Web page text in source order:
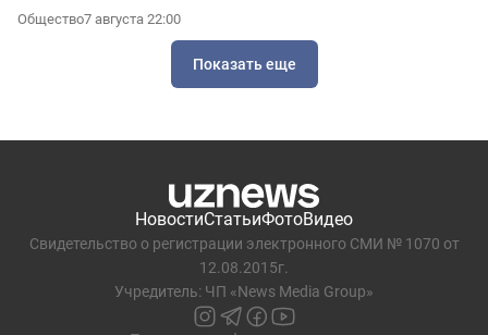
Общество7 августа 22:00
Показать еще
НовостиСтатьиФотоВидео
Свидетельство о регистрации электронного СМИ № 1070 от
12.08.2015г.
Учредитель: ЧП «News Media Group»